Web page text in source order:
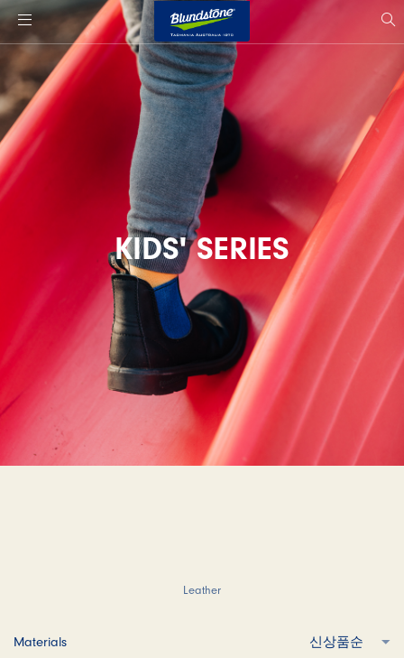
사
트
로
고
KIDS' SERIES
Leather
Materials